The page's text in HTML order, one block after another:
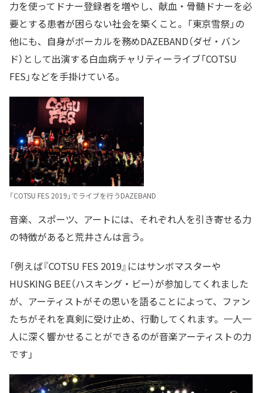
力を使ってドナー登録者を増やし、献血・骨髄ドナーを必
要とする患者が困らない社会を築くこと。「東京雪祭」の
他にも、自身がボーカルを務めDAZEBAND（ダゼ・バン
ド）として出演する白血病チャリティーライブ「COTSU
FES」などを手掛けている。
「COTSU FES 2019」でライブを行うDAZEBAND
音楽、スポーツ、アートには、それぞれ人を引き寄せる力
の特徴があると荒井さんは言う。
「例えば『COTSU FES 2019』にはサンボマスターや
HUSKING BEE（ハスキング・ビー）が参加してくれました
が、アーティストがその思いを語ることによって、ファン
たちがそれを真剣に受け止め、行動してくれます。一人一
人に深く響かせることができるのが音楽アーティストの力
です」